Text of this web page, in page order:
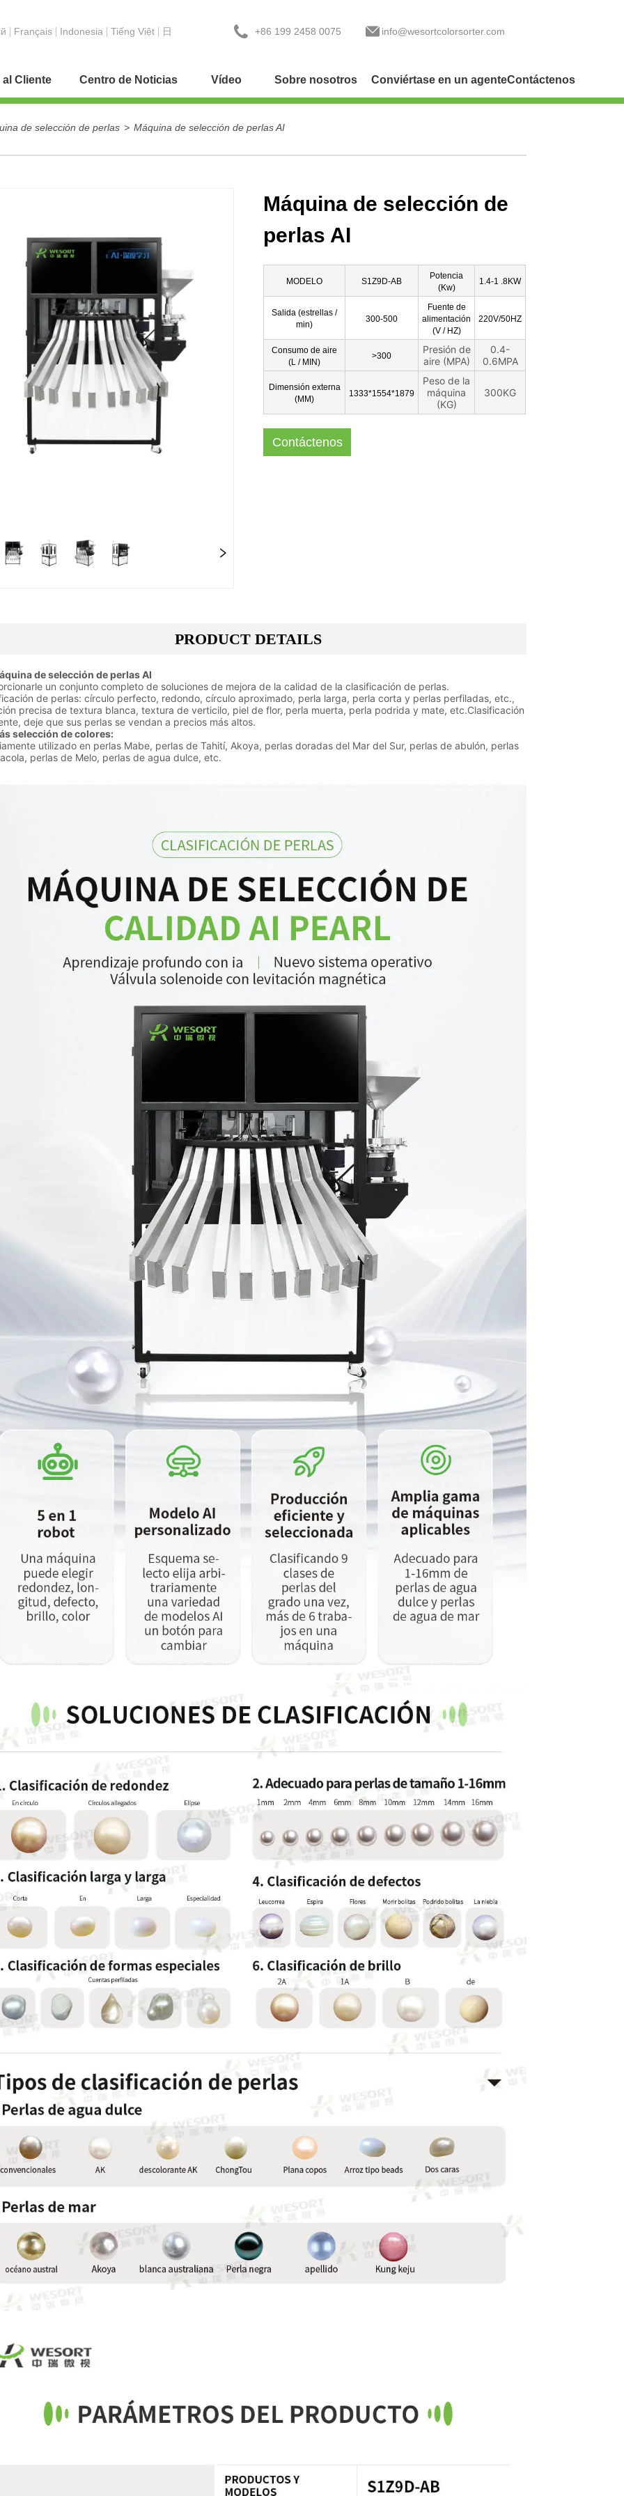
+86 199 2458 0075
Français Indonesia Tiếng Việt
日
info@wesortcolorsorter.com
Cliente Centro de Noticias Vídeo Sobre nosotros Conviértase en un agenteContáctenos
de selección de perlas > Máquina de selección de perlas AI
Máquina de selección de
perlas AI
MODELO S1Z9D-AB
Potencia
(Kw)
1.4-1 .8KW
Salida (estrellas /
min)
300-500
Fuente de
alimentación
(V / HZ)
220V/50HZ
Consumo de aire
(L / MIN)
>300
Presión de
aire (MPA)
0.4-
0.6MPA
Dimensión externa
(MM)
1333*1554*1879
Peso de la
máquina
(KG)
300KG
Contáctenos
PRODUCT DETAILS
de selección de perlas AI
un conjunto completo de soluciones de mejora de la calidad de la clasificación de perlas.
de perlas: círculo perfecto, redondo, círculo aproximado, perla larga, perla corta y perlas perfiladas, etc.,
precisa de textura blanca, textura de verticilo, piel de flor, perla muerta, perla podrida y mate, etc.Clasificación
deje que sus perlas se vendan a precios más altos.
selección de colores:
utilizado en perlas Mabe, perlas de Tahití, Akoya, perlas doradas del Mar del Sur, perlas de abulón, perlas
perlas de Melo, perlas de agua dulce, etc.